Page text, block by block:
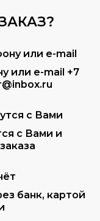
или e-mail +7
с Вами и
банк, картой